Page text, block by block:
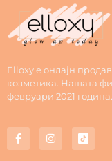
Elloxy е онлајн
козметика. Нашата
февруари 2021 година.